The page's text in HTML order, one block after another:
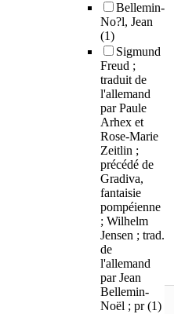
Bellemin-
No?l, Jean
(1)
Sigmund
Freud ;
traduit de
l'allemand
par Paule
Arhex et
Rose-Marie
Zeitlin ;
précédé de
Gradiva,
fantaisie
pompéienne
; Wilhelm
Jensen ; trad.
de
l'allemand
par Jean
Bellemin-
Noël ; pr(1)